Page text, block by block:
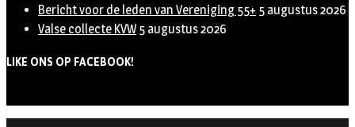
Bericht voor de leden van Vereniging 55+ 5 augustus 2026
Valse collecte KVW 5 augustus 2026
LIKE ONS OP FACEBOOK!